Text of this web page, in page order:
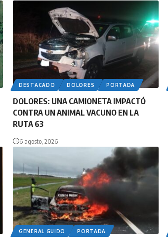
DESTACADO DOLORES PORTADA
DOLORES: UNA CAMIONETA IMPACTÓ
CONTRA UN ANIMAL VACUNO EN LA
RUTA 63
6 agosto, 2026
GENERAL GUIDO PORTADA